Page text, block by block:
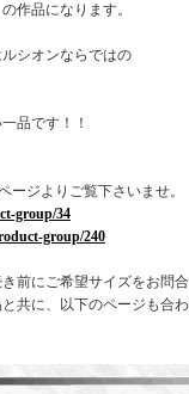
作品になります。
シオンならではの
品です！！
ジよりご覧下さいませ。
group/34
group/240
前にご希望サイズをお問合
共に、以下のページも合わ